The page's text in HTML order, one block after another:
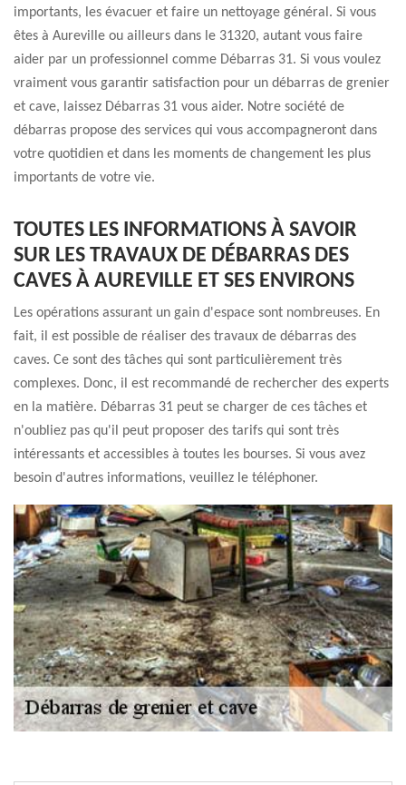
importants, les évacuer et faire un nettoyage général. Si vous
êtes à Aureville ou ailleurs dans le 31320, autant vous faire
aider par un professionnel comme Débarras 31. Si vous voulez
vraiment vous garantir satisfaction pour un débarras de grenier
et cave, laissez Débarras 31 vous aider. Notre société de
débarras propose des services qui vous accompagneront dans
votre quotidien et dans les moments de changement les plus
importants de votre vie.
TOUTES LES INFORMATIONS À SAVOIR
SUR LES TRAVAUX DE DÉBARRAS DES
CAVES À AUREVILLE ET SES ENVIRONS
Les opérations assurant un gain d'espace sont nombreuses. En
fait, il est possible de réaliser des travaux de débarras des
caves. Ce sont des tâches qui sont particulièrement très
complexes. Donc, il est recommandé de rechercher des experts
en la matière. Débarras 31 peut se charger de ces tâches et
n'oubliez pas qu'il peut proposer des tarifs qui sont très
intéressants et accessibles à toutes les bourses. Si vous avez
besoin d'autres informations, veuillez le téléphoner.